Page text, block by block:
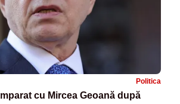
Politica
cu Mircea Geoană după